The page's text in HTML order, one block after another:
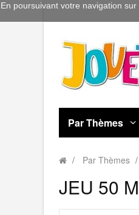
Par Thèmes
Par Thèmes
JEU 50
En poursuivant votre navigation